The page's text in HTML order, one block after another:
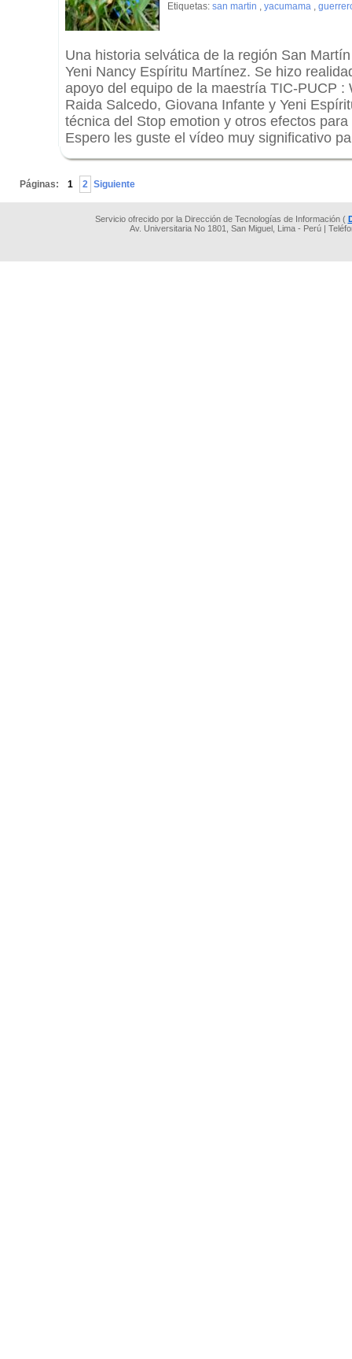
Etiquetas: san martin , yacumama ,
Una historia selvática de la región San
Yeni Nancy Espíritu Martínez. Se hizo
apoyo del equipo de la maestría TIC-PUCP :
Raida Salcedo, Giovana Infante y Yeni
técnica del Stop emotion y otros efectos
Espero les guste el vídeo muy significativo
Páginas: 1 2 Siguiente
Servicio ofrecido por la Dirección de Tecnologías de Información (
Av. Universitaria No 1801, San Miguel, Lima - Perú |